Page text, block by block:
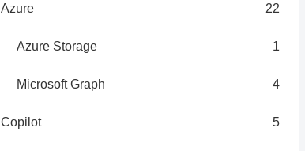
Azure 22
Azure Storage 1
Microsoft Graph 4
Copilot 5